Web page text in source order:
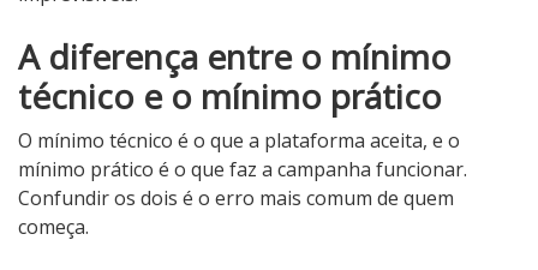
A diferença entre o mínimo
técnico e o mínimo prático
O mínimo técnico é o que a plataforma aceita, e o
mínimo prático é o que faz a campanha funcionar.
Confundir os dois é o erro mais comum de quem
começa.